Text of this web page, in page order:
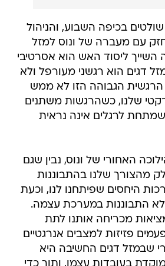
בכיפה השבוע, והניהול
עם מעברה של ונוס למזל
השייך ליסוד האש הוא אסרטיבי
דגים הוא רגשני מעורפל ולא
הרגשית הגבוהה הזו לא ממש
שלנו, כשהרגשות משתנים
לרגלים אינה נראית
האחורי של ונוס, נבין שגם
מהצורך שלנו בהתבוננות
היחסים שפיתחנו לנו, וכעת 
התבוננות במערכת עצמה.
מכריחה אותנו לתת
פזיזות למצבים אנרגטיים
שבמזל דגים החשיבה היא